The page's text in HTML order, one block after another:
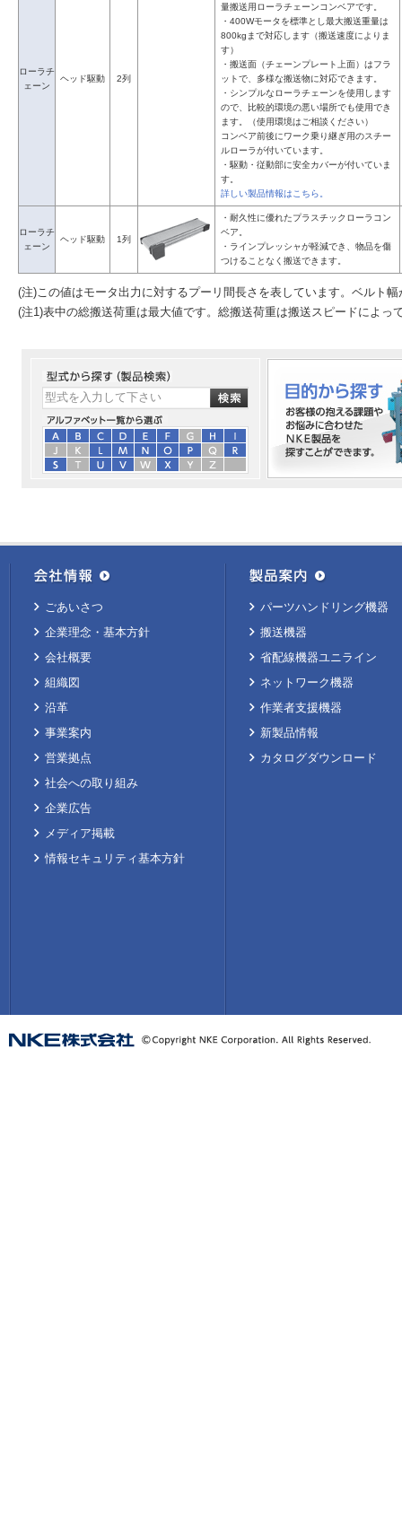
ローラチ
ェーン
ヘッド駆動 2列
量搬送用ローラチェーンコンベアです。
・400Wモータを標準とし最大搬送重量は
800kgまで対応します（搬送速度によりま
す）
・搬送面（チェーンプレート上面）はフラ
ットで、多様な搬送物に対応できます。
・シンプルなローラチェーンを使用します
ので、比較的環境の悪い場所でも使用でき
ます。（使用環境はご相談ください）
コンベア前後にワーク乗り継ぎ用のスチー
ルローラが付いています。
・駆動・従動部に安全カバーが付いていま
す。
詳しい製品情報はこちら。
ローラチ
ェーン
ヘッド駆動 1列
・耐久性に優れたプラスチックローラコン
ベア。
・ラインプレッシャが軽減でき、物品を傷
つけることなく搬送できます。
(注)この値はモータ出力に対するプーリ間長さを表しています。ベルト
(注1)表中の総搬送荷重は最大値です。総搬送荷重は搬送スピードによっ
ごあいさつ
企業理念・基本方針
会社概要
組織図
沿革
事業案内
営業拠点
社会への取り組み
企業広告
メディア掲載
情報セキュリティ基本方針
パーツハンドリング機器
搬送機器
省配線機器ユニライン
ネットワーク機器
作業者支援機器
新製品情報
カタログダウンロード